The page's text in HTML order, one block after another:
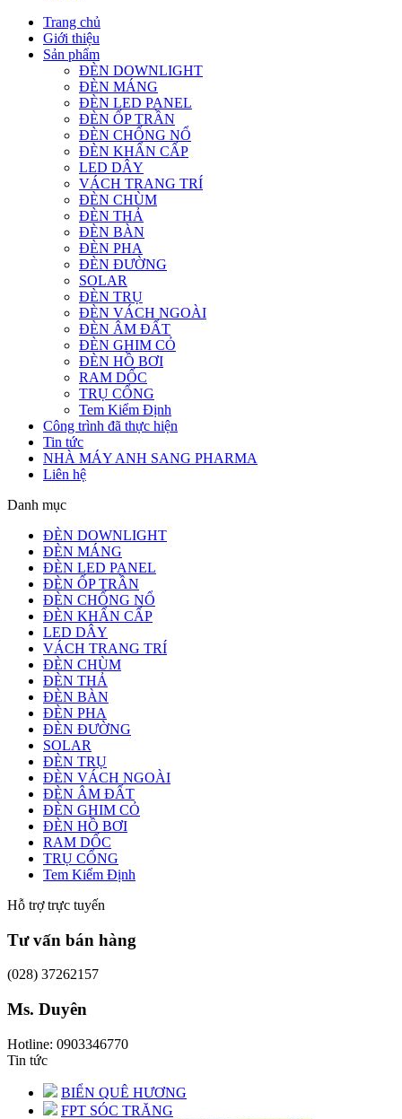
Trang chủ
Giới thiệu
Sản phẩm
ĐÈN DOWNLIGHT
ĐÈN MÁNG
ĐÈN LED PANEL
ĐÈN ỐP TRẦN
ĐÈN CHỐNG NỔ
ĐÈN KHẨN CẤP
LED DÂY
VÁCH TRANG TRÍ
ĐÈN CHÙM
ĐÈN THẢ
ĐÈN BÀN
ĐÈN PHA
ĐÈN ĐƯỜNG
SOLAR
ĐÈN TRỤ
ĐÈN VÁCH NGOÀI
ĐÈN ÂM ĐẤT
ĐÈN GHIM CỎ
ĐÈN HỒ BƠI
RAM DỐC
TRỤ CỔNG
Tem Kiểm Định
Công trình đã thực hiện
Tin tức
NHÀ MÁY ANH SANG PHARMA
Liên hệ
Danh mục
ĐÈN DOWNLIGHT
ĐÈN MÁNG
ĐÈN LED PANEL
ĐÈN ỐP TRẦN
ĐÈN CHỐNG NỔ
ĐÈN KHẨN CẤP
LED DÂY
VÁCH TRANG TRÍ
ĐÈN CHÙM
ĐÈN THẢ
ĐÈN BÀN
ĐÈN PHA
ĐÈN ĐƯỜNG
SOLAR
ĐÈN TRỤ
ĐÈN VÁCH NGOÀI
ĐÈN ÂM ĐẤT
ĐÈN GHIM CỎ
ĐÈN HỒ BƠI
RAM DỐC
TRỤ CỔNG
Tem Kiểm Định
Hỗ trợ trực tuyến
Tư vấn bán hàng
(028) 37262157
Ms. Duyên
Hotline: 0903346770
Tin tức
BIỂN QUÊ HƯƠNG
FPT SÓC TRĂNG